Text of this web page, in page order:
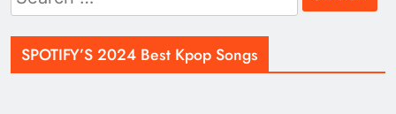
for:
SPOTIFY’S 2024 Best Kpop Songs